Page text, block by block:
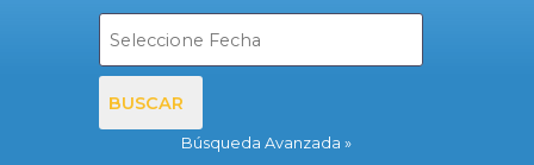
BUSCAR
Búsqueda Avanzada